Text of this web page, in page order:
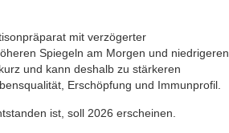
mit verzögerter
Spiegeln am Morgen und niedrigeren
und kann deshalb zu stärkeren
Erschöpfung und Immunprofil.
ist, soll 2026 erscheinen.